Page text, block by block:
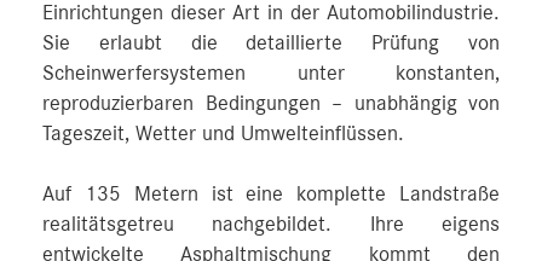
Einrichtungen dieser Art in der Automobilindustrie.
Sie erlaubt die detaillierte Prüfung von
Scheinwerfersystemen unter konstanten,
reproduzierbaren Bedingungen – unabhängig von
Tageszeit, Wetter und Umwelteinflüssen.
Auf 135 Metern ist eine komplette Landstraße
realitätsgetreu nachgebildet. Ihre eigens
entwickelte Asphaltmischung kommt den